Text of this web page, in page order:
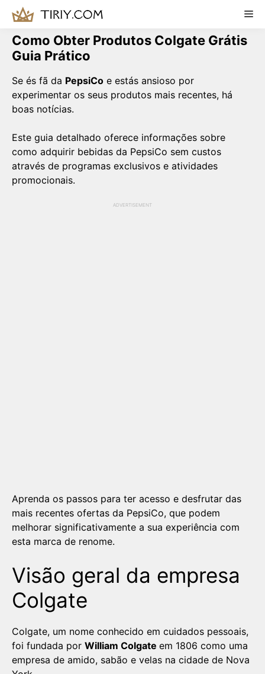
content
Como Obter Produtos Colgate Grátis
Guia Prático
Se és fã da PepsiCo e estás ansioso por
experimentar os seus produtos mais recentes, há
boas notícias.
Este guia detalhado oferece informações sobre
como adquirir bebidas da PepsiCo sem custos
através de programas exclusivos e atividades
promocionais.
ADVERTISEMENT
Aprenda os passos para ter acesso e desfrutar das
mais recentes ofertas da PepsiCo, que podem
melhorar significativamente a sua experiência com
esta marca de renome.
Visão geral da empresa
Colgate
Colgate, um nome conhecido em cuidados pessoais,
foi fundada por William Colgate em 1806 como uma
empresa de amido, sabão e velas na cidade de Nova